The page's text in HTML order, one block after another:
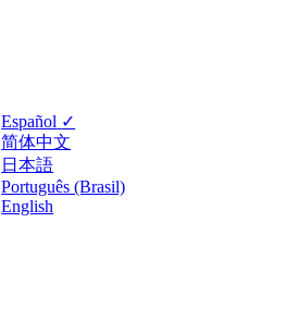
Español ✓
简体中文
日本語
Português (Brasil)
English